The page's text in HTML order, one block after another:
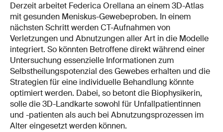
Derzeit arbeitet Federica Orellana an einem 3D-Atlas
mit gesunden Meniskus-Gewebeproben. In einem
nächsten Schritt werden CT-Aufnahmen von
Verletzungen und Abnutzungen aller Art in die Modelle
integriert. So könnten Betroffene direkt während einer
Untersuchung essenzielle Informationen zum
Selbstheilungspotenzial des Gewebes erhalten und die
Strategien für eine individuelle Behandlung könnte
optimiert werden. Dabei, so betont die Biophysikerin,
solle die 3D-Landkarte sowohl für Unfallpatientinnen
und -patienten als auch bei Abnutzungsprozessen im
Alter eingesetzt werden können.